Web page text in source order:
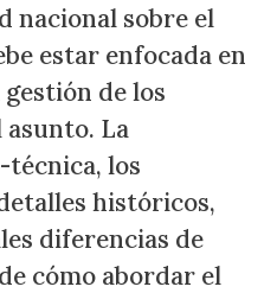
nacional sobre el
estar enfocada en
de los
asunto. La
los
históricos,
diferencias de
cómo abordar el